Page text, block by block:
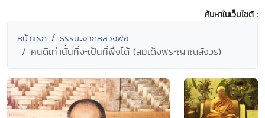
ค้นหาในเว็บไซต์ :
หน้าแรก ธรรมะจากหลวงพ่อ
คนดีเท่านั้นที่จะเป็นที่พึ่งได้ (สมเด็จพระญาณสังวร)